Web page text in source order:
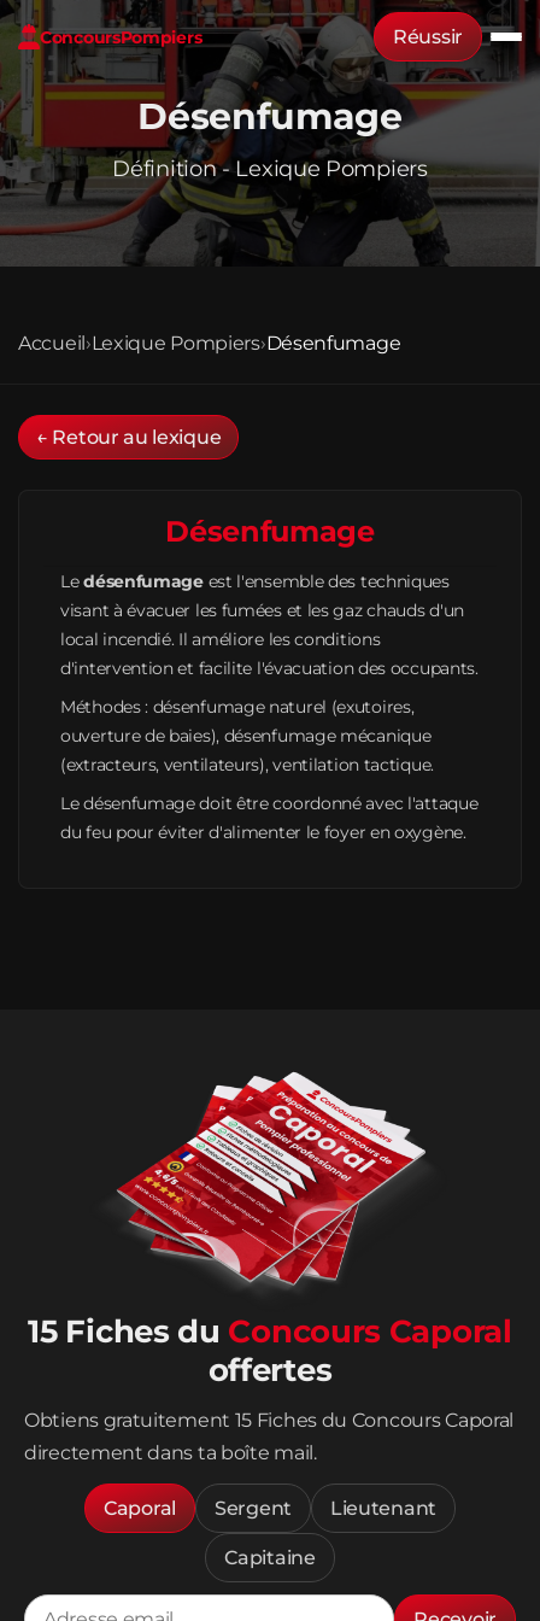
ConcoursPompiers Réussir
Désenfumage
Définition - Lexique Pompiers
Accueil›Lexique Pompiers›Désenfumage
← Retour au lexique
Désenfumage
Ledésenfumageest l'ensemble des techniques
visant à évacuer les fumées et les gaz chauds d'un
local incendié. Il améliore les conditions
d'intervention et facilite l'évacuation des occupants.
Méthodes : désenfumage naturel (exutoires,
ouverture de baies), désenfumage mécanique
(extracteurs, ventilateurs), ventilation tactique.
Le désenfumage doit être coordonné avec l'attaque
du feu pour éviter d'alimenter le foyer en oxygène.
15 Fiches du Concours Caporal
offertes
Obtiens gratuitement 15 Fiches du Concours Caporal
directement dans ta boîte mail.
Caporal Sergent Lieutenant
Capitaine